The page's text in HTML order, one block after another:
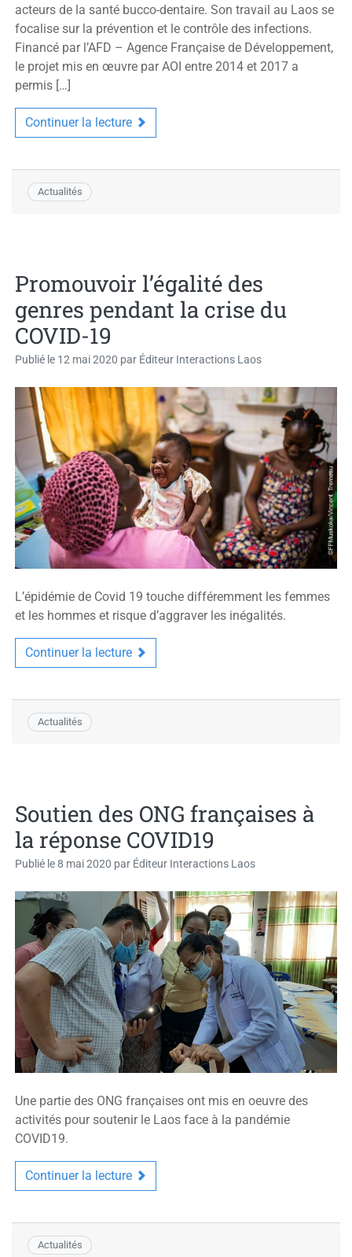
acteurs de la santé bucco-dentaire. Son travail au Laos se
focalise sur la prévention et le contrôle des infections.
Financé par l’AFD – Agence Française de Développement,
le projet mis en œuvre par AOI entre 2014 et 2017 a
permis […]
Continuer la lecture
Actualités
Promouvoir l’égalité des
genres pendant la crise du
COVID-19
Publié le 12 mai 2020 par Éditeur Interactions Laos
L’épidémie de Covid 19 touche différemment les femmes
et les hommes et risque d’aggraver les inégalités.
Continuer la lecture
Actualités
Soutien des ONG françaises à
la réponse COVID19
Publié le8 mai 2020 par Éditeur Interactions Laos
Une partie des ONG françaises ont mis en oeuvre des
activités pour soutenir le Laos face à la pandémie
COVID19.
Continuer la lecture
Actualités